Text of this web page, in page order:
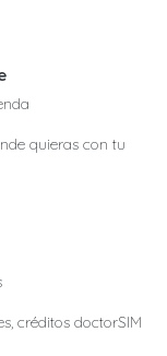
quieras con tu
créditos doctorSIM